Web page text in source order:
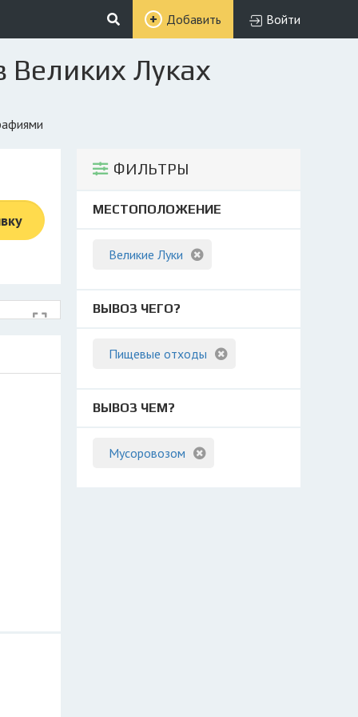
Добавить Войти
Луках
ФИЛЬТРЫ
МЕСТОПОЛОЖЕНИЕ
Великие Луки
ВЫВОЗ ЧЕГО?
Пищевые отходы
ВЫВОЗ ЧЕМ?
Мусоровозом